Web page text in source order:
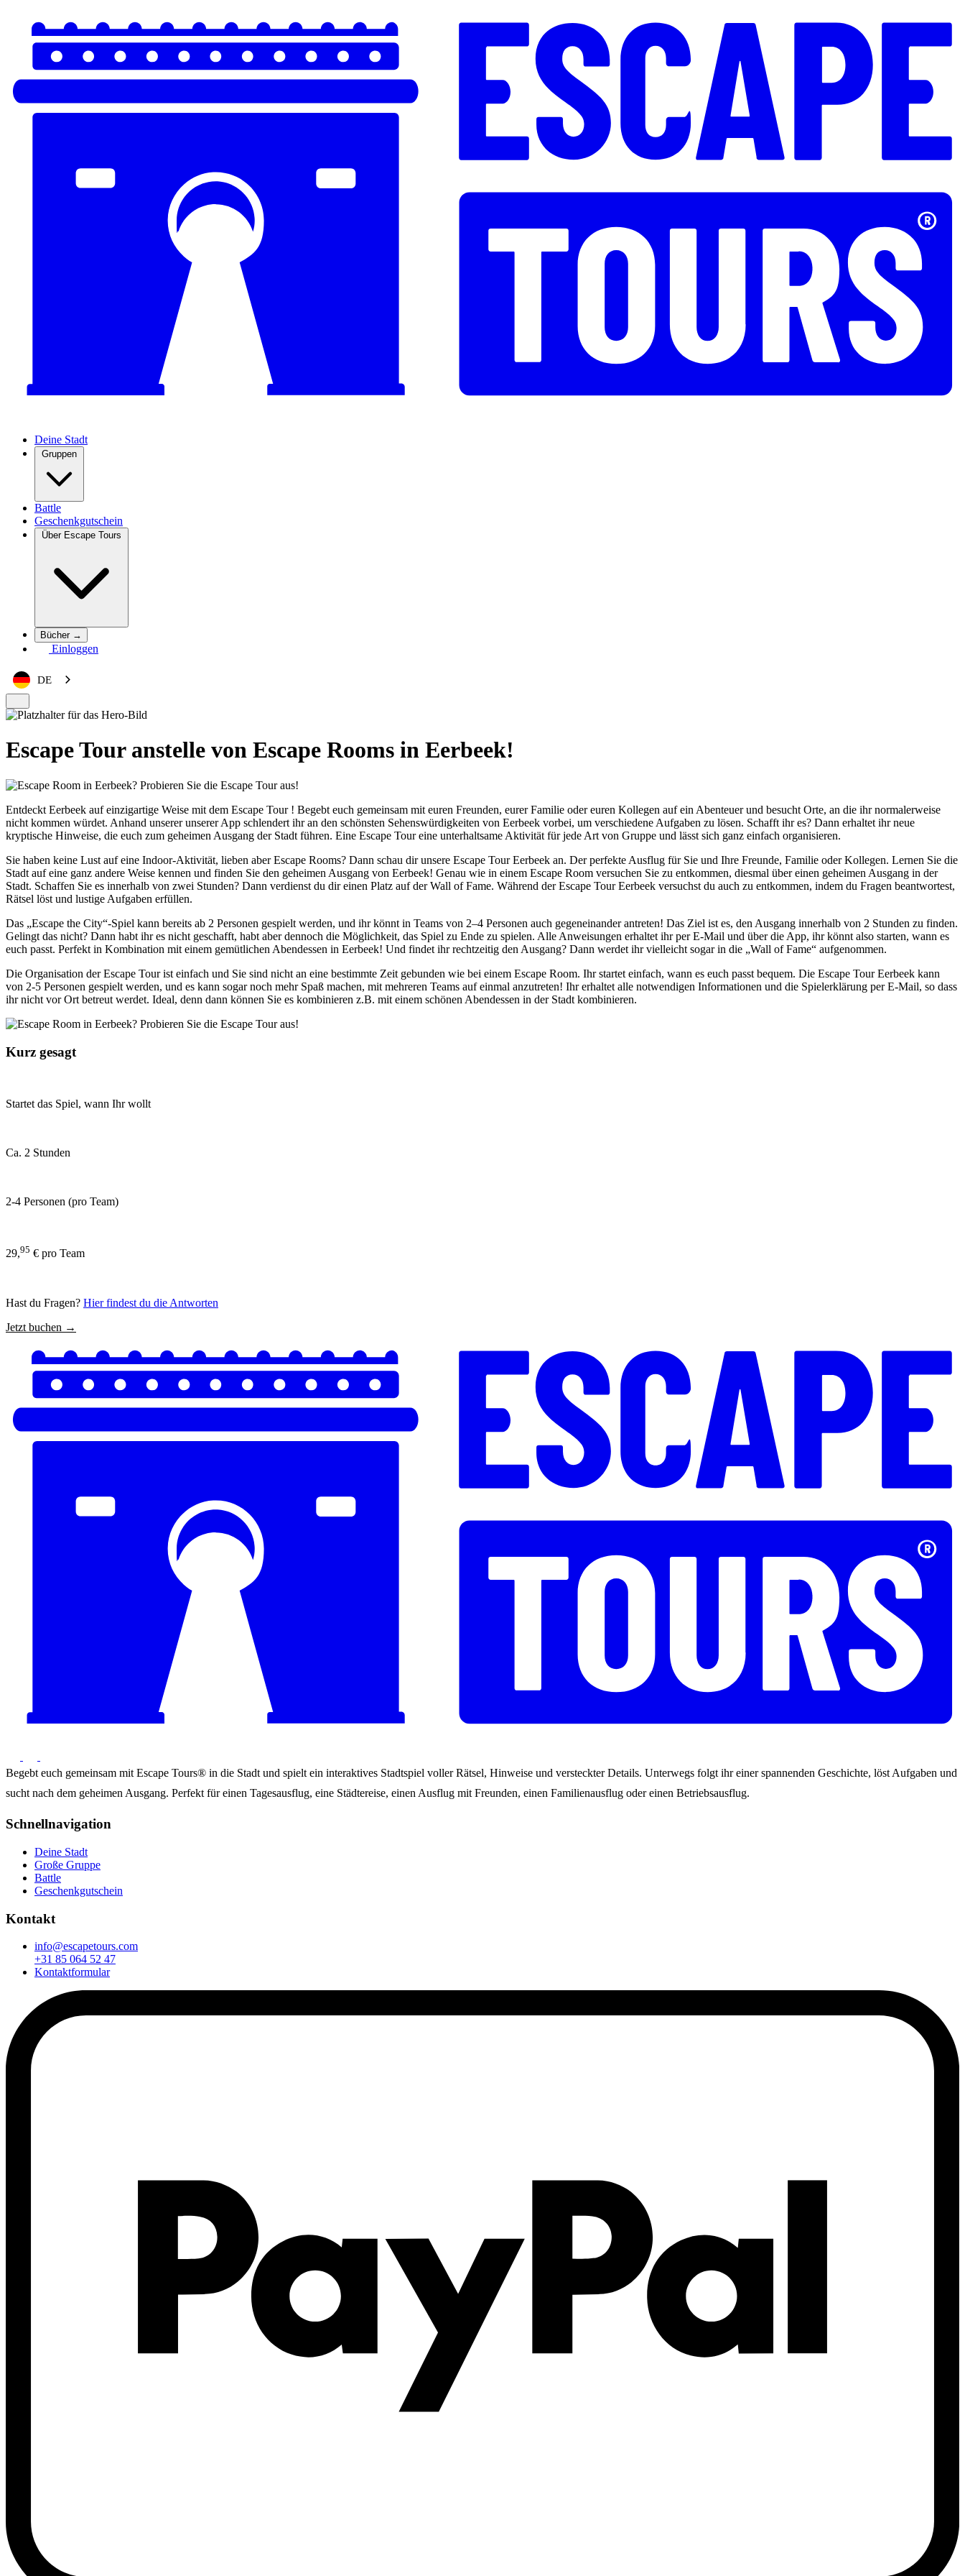
Deine Stadt
Gruppen
Battle
Geschenkgutschein
Über Escape Tours
Bücher →
Einloggen
DE
Escape Tour anstelle von Escape Rooms in Eerbeek!
Entdeckt Eerbeek auf einzigartige Weise mit dem Escape Tour ! Begebt euch gemeinsam mit euren Freunden, eurer Familie oder euren Kollegen auf ein Abenteuer und besucht Orte, an die ihr normalerweise
nicht kommen würdet. Anhand unserer unserer App schlendert ihr an den schönsten Sehenswürdigkeiten von Eerbeek vorbei, um verschiedene Aufgaben zu lösen. Schafft ihr es? Dann erhaltet ihr neue
kryptische Hinweise, die euch zum geheimen Ausgang der Stadt führen. Eine Escape Tour eine unterhaltsame Aktivität für jede Art von Gruppe und lässt sich ganz einfach organisieren.
Sie haben keine Lust auf eine Indoor-Aktivität, lieben aber Escape Rooms? Dann schau dir unsere Escape Tour Eerbeek an. Der perfekte Ausflug für Sie und Ihre Freunde, Familie oder Kollegen. Lernen Sie die
Stadt auf eine ganz andere Weise kennen und finden Sie den geheimen Ausgang von Eerbeek! Genau wie in einem Escape Room versuchen Sie zu entkommen, diesmal über einen geheimen Ausgang in der
Stadt. Schaffen Sie es innerhalb von zwei Stunden? Dann verdienst du dir einen Platz auf der Wall of Fame. Während der Escape Tour Eerbeek versuchst du auch zu entkommen, indem du Fragen beantwortest,
Rätsel löst und lustige Aufgaben erfüllen.
Das „Escape the City“-Spiel kann bereits ab 2 Personen gespielt werden, und ihr könnt in Teams von 2–4 Personen auch gegeneinander antreten! Das Ziel ist es, den Ausgang innerhalb von 2 Stunden zu finden.
Gelingt das nicht? Dann habt ihr es nicht geschafft, habt aber dennoch die Möglichkeit, das Spiel zu Ende zu spielen. Alle Anweisungen erhaltet ihr per E-Mail und über die App, ihr könnt also starten, wann es
euch passt. Perfekt in Kombination mit einem gemütlichen Abendessen in Eerbeek! Und findet ihr rechtzeitig den Ausgang? Dann werdet ihr vielleicht sogar in die „Wall of Fame“ aufgenommen.
Die Organisation der Escape Tour ist einfach und Sie sind nicht an eine bestimmte Zeit gebunden wie bei einem Escape Room. Ihr startet einfach, wann es euch passt bequem. Die Escape Tour Eerbeek kann
von 2-5 Personen gespielt werden, und es kann sogar noch mehr Spaß machen, mit mehreren Teams auf einmal anzutreten! Ihr erhaltet alle notwendigen Informationen und die Spielerklärung per E-Mail, so dass
ihr nicht vor Ort betreut werdet. Ideal, denn dann können Sie es kombinieren z.B. mit einem schönen Abendessen in der Stadt kombinieren.
Kurz gesagt
Startet das Spiel, wann Ihr wollt
Ca. 2 Stunden
2-4 Personen (pro Team)
29,95 € pro Team
Hast du Fragen? Hier findest du die Antworten
Jetzt buchen →
Begebt euch gemeinsam mit Escape Tours® in die Stadt und spielt ein interaktives Stadtspiel voller Rätsel, Hinweise und versteckter Details. Unterwegs folgt ihr einer spannenden Geschichte, löst Aufgaben und
sucht nach dem geheimen Ausgang. Perfekt für einen Tagesausflug, eine Städtereise, einen Ausflug mit Freunden, einen Familienausflug oder einen Betriebsausflug.
Schnellnavigation
Deine Stadt
Große Gruppe
Battle
Geschenkgutschein
Kontakt
info@escapetours.com
+31 85 064 52 47
Kontaktformular